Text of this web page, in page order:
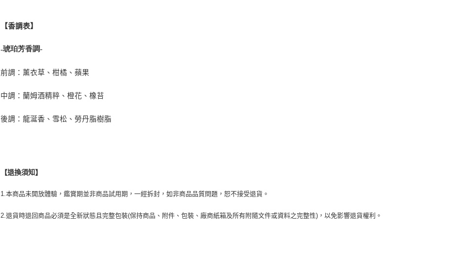
【香調表】
-琥珀芳香調-
前調：薰衣草、柑橘、蘋果
中調：蘭姆酒精粹、橙花、橡苔
後調：龍涎香、雪松、勞丹脂樹脂
【退換須知】
1.本商品未開放體驗，鑑賞期並非商品試用期，一經拆封，如非商品品質問題，恕不接受退貨。
2.退貨時退回商品必須是全新狀態且完整包裝(保持商品、附件、包裝、廠商紙箱及所有附隨文件或資料之完整性)，以免影響退貨權利。